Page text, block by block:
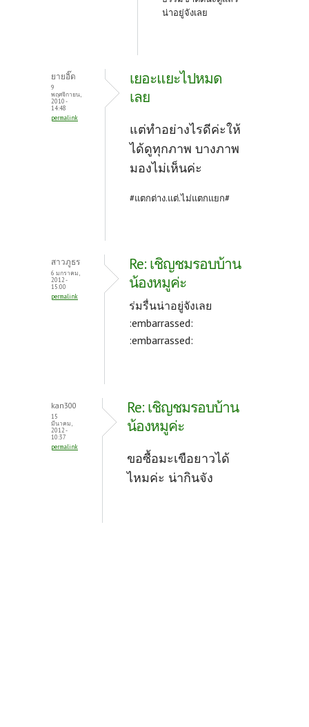
น่าอยู่จังเลย
ยายอิ๊ด
9
พฤศจิกายน,
2010 -
14:48
permalink
เยอะแยะไปหมด
เลย
แต่ทำอย่างไรดีค่ะให้
ได้ดูทุกภาพ บางภาพ
มองไม่เห็นค่ะ
#แตกต่าง.แต่.ไม่แตกแยก#
สาวภูธร
6 มกราคม,
2012 -
15:00
permalink
Re: เชิญชมรอบบ้าน
น้องหมูค่ะ
ร่มรื่นน่าอยู่จังเลย
:embarrassed:
:embarrassed:
kan300
15
มีนาคม,
2012 -
10:37
permalink
Re: เชิญชมรอบบ้าน
น้องหมูค่ะ
ขอซื้อมะเขือยาวได้
ไหมค่ะ น่ากินจัง